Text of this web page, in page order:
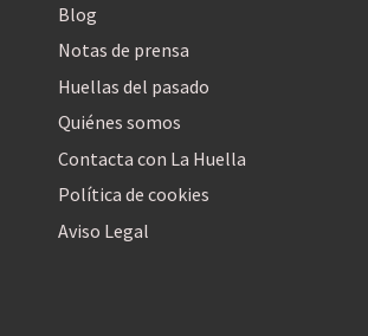
Blog
Notas de prensa
Huellas del pasado
Quiénes somos
Contacta con La Huella
Política de cookies
Aviso Legal